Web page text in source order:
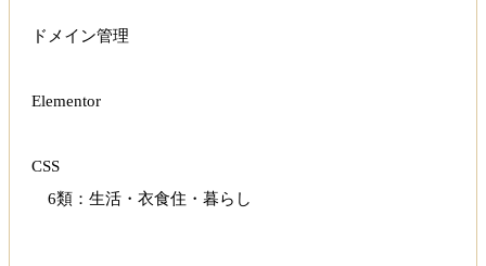
ドメイン管理
Elementor
CSS
6類：生活・衣食住・暮らし